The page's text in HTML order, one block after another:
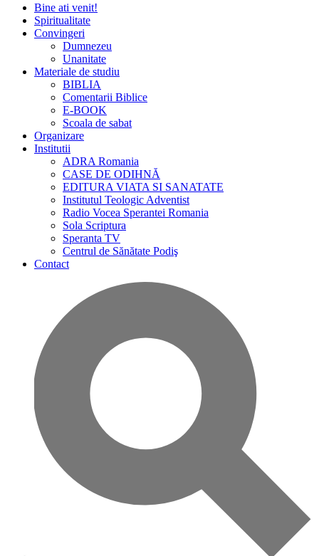
Bine ati venit!
Spiritualitate
Convingeri
Dumnezeu
Unanitate
Materiale de studiu
BIBLIA
Comentarii Biblice
E-BOOK
Scoala de sabat
Organizare
Institutii
ADRA Romania
CASE DE ODIHNĂ
EDITURA VIATA SI SANATATE
Institutul Teologic Adventist
Radio Vocea Sperantei Romania
Sola Scriptura
Speranta TV
Centrul de Sănătate Podiş
Contact